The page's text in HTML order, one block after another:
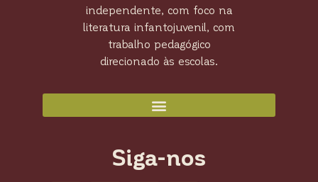
independente, com foco na
literatura infantojuvenil, com
trabalho pedagógico
direcionado às escolas.
Siga-nos